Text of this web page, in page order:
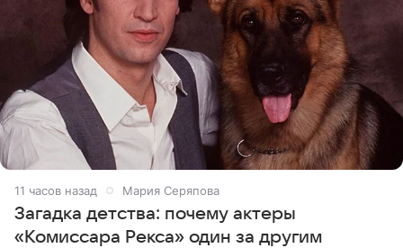
11 часов назад Мария Серяпова
Загадка детства: почему актеры
«Комиссара Рекса» один за другим